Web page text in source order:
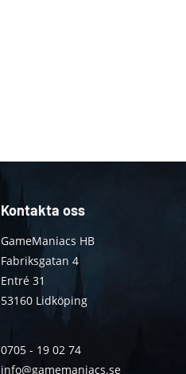
Kontakta oss
GameManiacs HB
Fabriksgatan 4
Entré 31
53160 Lidköping
0705 - 19 02 74
info@gamemaniacs.se